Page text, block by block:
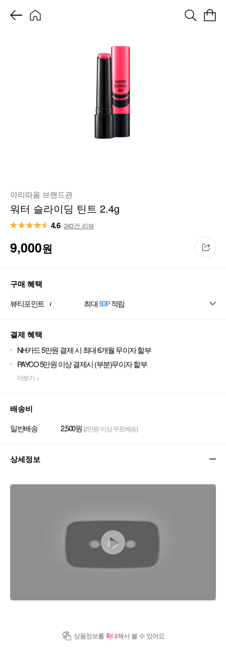
아리따움 브랜드관
워터 슬라이딩 틴트 2.4g
4.6 243건 리뷰
9,000원
구매 혜택
뷰티포인트 최대90P적립
결제 혜택
NH카드 5만원 결제 시 최대 6개월 무이자 할부
PAYCO 5만원 이상 결제시 (부분)무이자 할부
더보기 >
배송비
일반배송 2,500원 (2만원 이상 무료배송)
상세정보
상품정보를 확대해서 볼 수 있어요